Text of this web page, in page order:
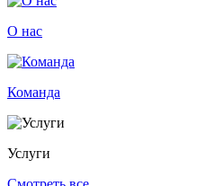
О нас
Команда
Услуги